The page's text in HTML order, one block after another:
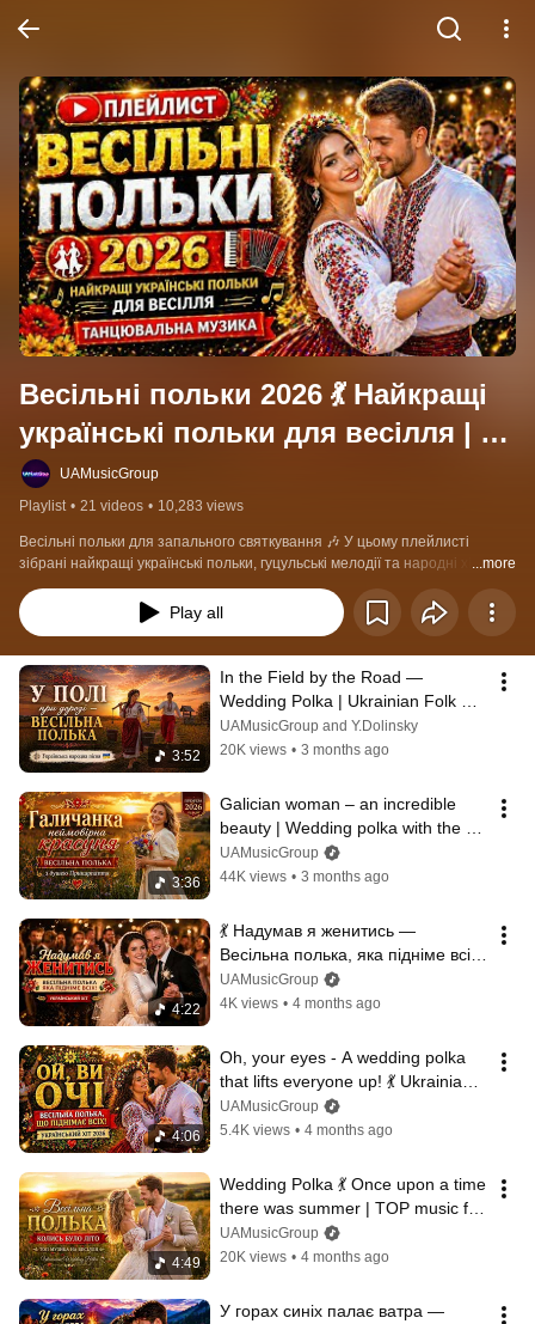
Весільні польки 2026 💃 Найкращі
українські польки для весілля |
Танцювальна музика
UAMusicGroup
Playlist • 21 videos • 10,283 views
Весільні польки для запального святкування 🎶 У цьому плейлисті
зібрані найкращі українські польки, гуцульські мелодії та народні хіти для
весілля. Ідеально підходить для танців, забави та створення атмосфери
справжнього українського весілля.  Тут ви знайдете: – швидкі польки для
танців – гуцульські весільні мелодії – народні інструментальні композиції
#весілля #українськавесільнамузика #гуцульськамузика
#танцювальнамузика #folk #weddingmusic
...more
Play all
3:52
In the Field by the Road —
Wedding Polka | Ukrainian Folk
Song 🇺🇦
UAMusicGroup and Y.Dolinsky
20K views • 3 months ago
3:36
Galician woman – an incredible
beauty | Wedding polka with the
soul of Prykarpattia 💃
UAMusicGroup
44K views • 3 months ago
4:22
💃 Надумав я женитись —
Весільна полька, яка підніме всіх!
| Український хіт
UAMusicGroup
4K views • 4 months ago
4:06
Oh, your eyes - A wedding polka
that lifts everyone up! 💃 Ukrainian
hit 2026
UAMusicGroup
5.4K views • 4 months ago
4:49
Wedding Polka 💃 Once upon a time
there was summer | TOP music for
weddings | Ukrainian Wedding
Polka
UAMusicGroup
20K views • 4 months ago
У горах синіх палає ватра —